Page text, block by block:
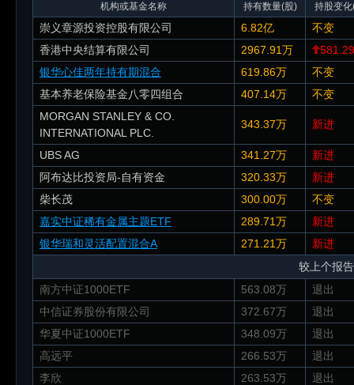
机构或基金名称 持有数量(股) 持股变化
崇义章源投资控股有限公司 6.82亿
不变
香港中央结算有限公司
2967.91万
银华心佳两年持有期混合
619.86万
不变
基本养老保险基金八零四组合
407.14万
不变
MORGAN STANLEY & CO.
INTERNATIONAL PLC.
343.37万 新进
UBS AG 341.27万
新进
阿布达比投资局-自有资金
320.33万
新进
柴长茂
300.00万
不变
嘉实中证稀有金属主题ETF
289.71万
新进
银华瑞和灵活配置混合A
271.21万
新进
较上个报
南方中证1000ETF
563.08万
退出
中信证券股份有限公司
372.67万
退出
华夏中证1000ETF
348.09万
退出
高远平
266.53万
退出
李欣
263.53万 退出